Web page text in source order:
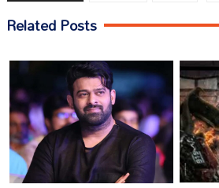
Related Posts